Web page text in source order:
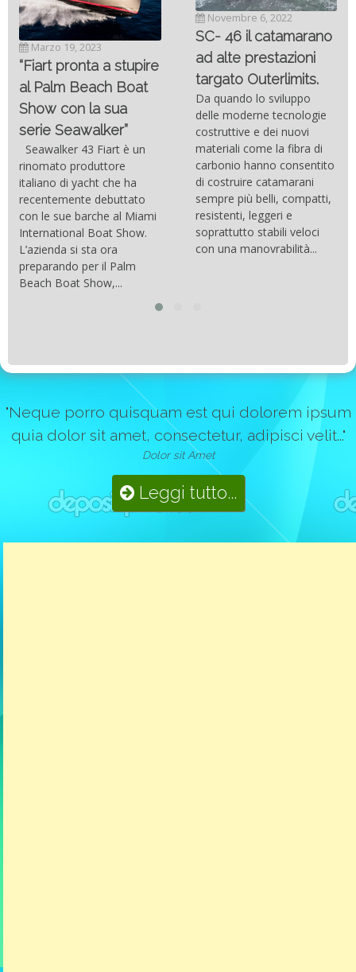
Marzo 19, 2023
“Fiart pronta a stupire
al Palm Beach Boat
Show con la sua
serie Seawalker”
Seawalker 43 Fiart è un
rinomato produttore
italiano di yacht che ha
recentemente debuttato
con le sue barche al Miami
International Boat Show.
L’azienda si sta ora
preparando per il Palm
Beach Boat Show,...
Novembre 6, 2022
SC- 46 il catamarano
ad alte prestazioni
targato Outerlimits.
Da quando lo sviluppo
delle moderne tecnologie
costruttive e dei nuovi
materiali come la fibra di
carbonio hanno consentito
di costruire catamarani
sempre più belli, compatti,
resistenti, leggeri e
soprattutto stabili veloci
con una manovrabilità...
"Neque porro quisquam est qui dolorem ipsum
quia dolor sit amet, consectetur, adipisci velit..."
Dolor sit Amet
Leggi tutto...